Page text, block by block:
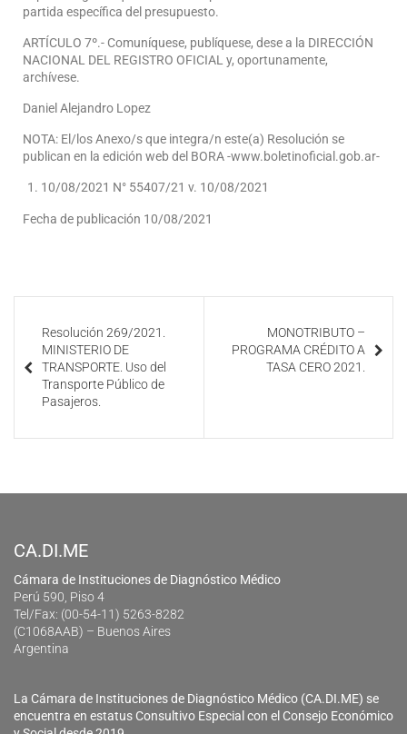
partida específica del presupuesto.
ARTÍCULO 7º.- Comuníquese, publíquese, dese a la DIRECCIÓN
NACIONAL DEL REGISTRO OFICIAL y, oportunamente,
archívese.
Daniel Alejandro Lopez
NOTA: El/los Anexo/s que integra/n este(a) Resolución se
publican en la edición web del BORA -www.boletinoficial.gob.ar-
10/08/2021 N° 55407/21 v. 10/08/2021
Fecha de publicación 10/08/2021
Resolución 269/2021.
MINISTERIO DE
TRANSPORTE. Uso del
Transporte Público de
Pasajeros.
MONOTRIBUTO –
PROGRAMA CRÉDITO A
TASA CERO 2021.
CA.DI.ME
Cámara de Instituciones de Diagnóstico Médico
Perú 590, Piso 4
Tel/Fax: (00-54-11) 5263-8282
(C1068AAB) – Buenos Aires
Argentina
La Cámara de Instituciones de Diagnóstico Médico (CA.DI.ME) se
encuentra en estatus Consultivo Especial con el Consejo Económico